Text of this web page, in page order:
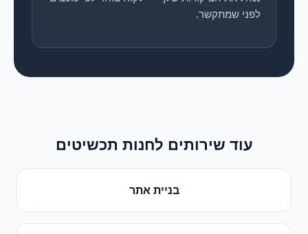
לפני שמתקשר.
עוד שירותים לחנות תכשיטים
בניית אתר